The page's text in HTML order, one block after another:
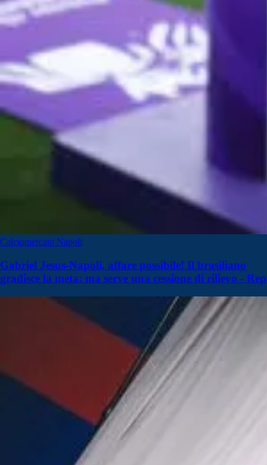
Calciomercato Napoli
Gabriel Jesus-Napoli, affare possibile! Il brasiliano
gradisce la meta: ma serve una cessione di rilievo - Rep